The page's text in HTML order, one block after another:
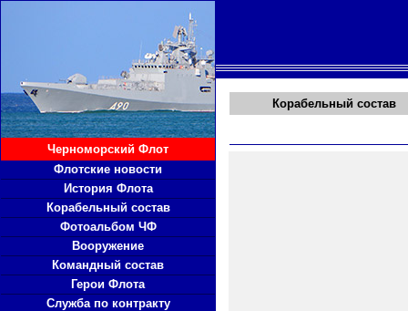
Черноморский Флот
Флотские новости
История Флота
Корабельный состав
Фотоальбом ЧФ
Вооружение
Командный состав
Герои Флота
Служба по контракту
Корабельный состав